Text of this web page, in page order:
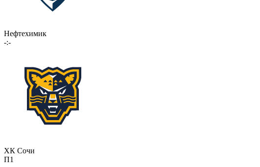
Нефтехимик
-:-
ХК Сочи
П1